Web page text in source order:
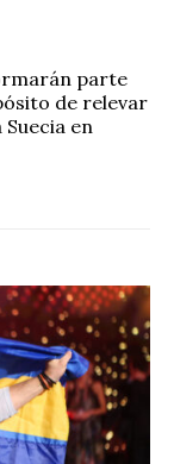
parte
de relevar
en